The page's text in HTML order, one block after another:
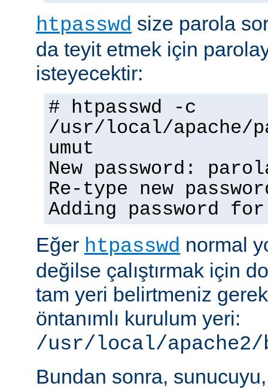
htpasswd size parola
da teyit etmek için
isteyecektir:
# htpasswd -c
/usr/local/apache/
umut
New password:
Re-type new
Adding password
Eğer htpasswd normal
değilse çalıştırmak için
tam yeri belirtmeniz
öntanımlı kurulum yeri:
/usr/local/apache2/
Bundan sonra,